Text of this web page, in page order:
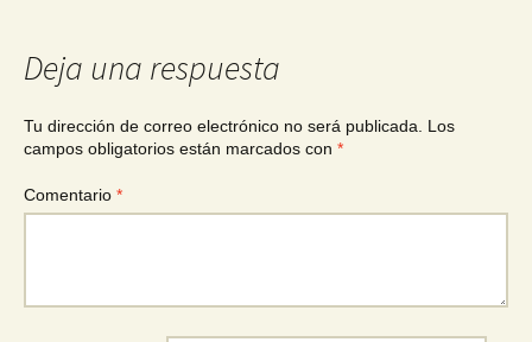
Deja una respuesta
Tu dirección de correo electrónico no será publicada.
Los
campos obligatorios están marcados con *
Comentario *